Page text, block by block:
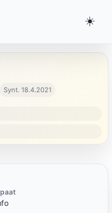
☀️
Synt. 18.4.2021